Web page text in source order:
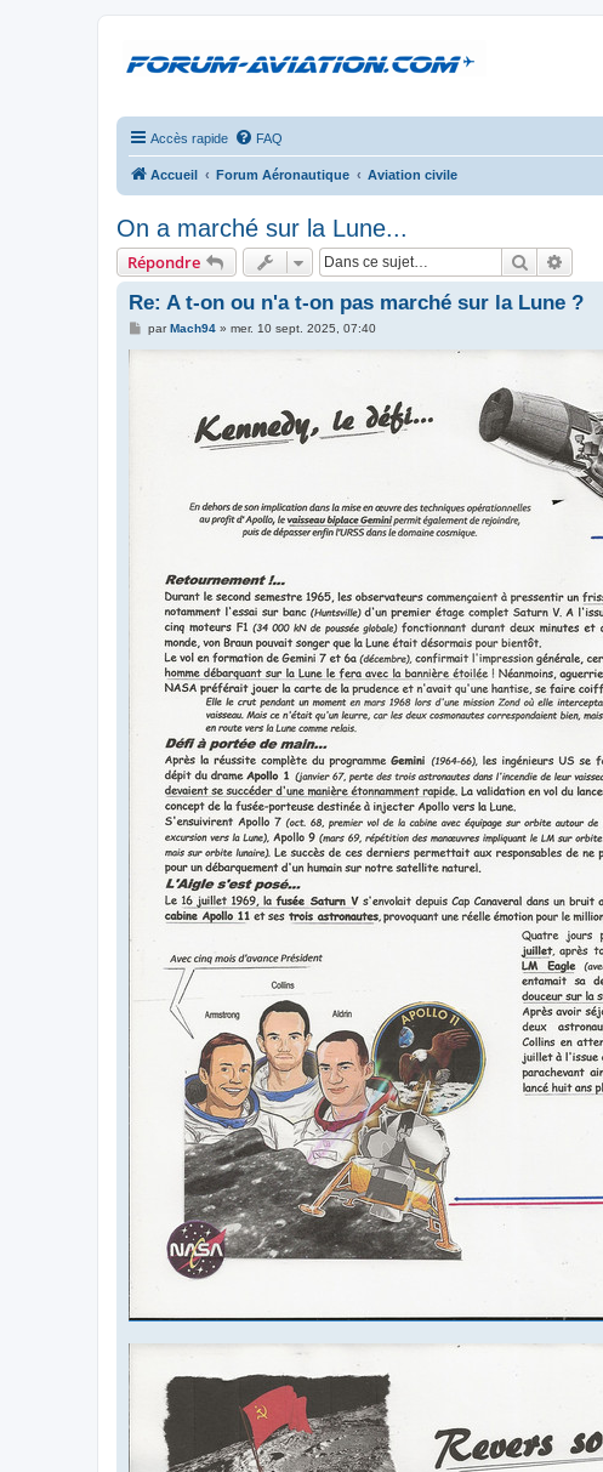
Accès rapide FAQ
Accueil Forum Aéronautique Aviation civile
On a marché sur la Lune...
Répondre Rechercher
Re: A t-on ou n'a t-on pas marché sur la Lune ?
MparMach94» mer. 10 sept. 2025, 07:40